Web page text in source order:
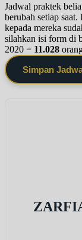
Jadwal praktek
berubah setiap
kepada mereka
silahkan isi form di
2020 = 11.028
Simpan